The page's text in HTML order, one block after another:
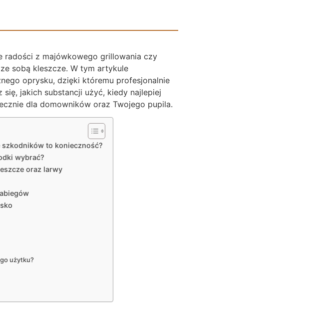
radości z majówkowego grillowania czy
sobą kleszcze. W tym artykule
oprysku, dzięki któremu profesjonalnie
jakich substancji użyć, kiedy najlepiej
dla domowników oraz Twojego pupila.
to konieczność?
wybrać?
oraz larwy
użytku?